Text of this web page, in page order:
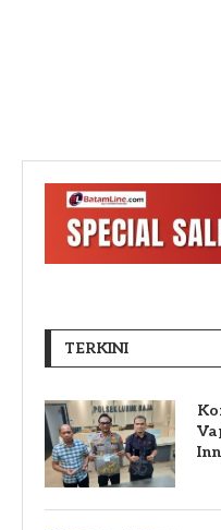
TERKINI